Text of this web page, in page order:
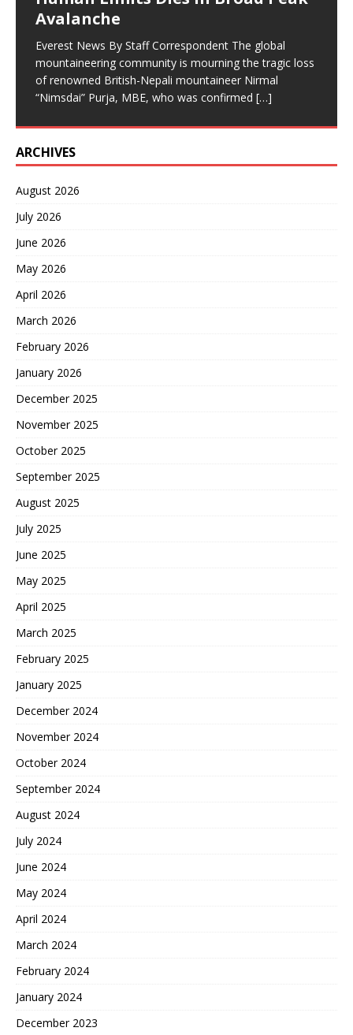
Avalanche
Everest News By Staff Correspondent The global
mountaineering community is mourning the tragic loss
of renowned British-Nepali mountaineer Nirmal
“Nimsdai” Purja, MBE, who was confirmed […]
पर्वतारोहण जगतले आफ्ना एक असाधारण कीर्तिमानी व्यक्तित्व
लोकपरम्परा बाँसुरी दिवस विविध सांस्कृतिक […]
भएको झडपमा प्रहरीको गोली लागेर एक जनाको मृत्यु भएको छ भने
सर्वसाधारण र सुरक्षाकर्मीसहित अन्य धेरै जना घाइते
ARCHIVES
August 2026
July 2026
June 2026
May 2026
April 2026
March 2026
February 2026
January 2026
December 2025
November 2025
October 2025
September 2025
August 2025
July 2025
June 2025
May 2025
April 2025
March 2025
February 2025
January 2025
December 2024
November 2024
October 2024
September 2024
August 2024
July 2024
June 2024
May 2024
April 2024
March 2024
February 2024
January 2024
December 2023